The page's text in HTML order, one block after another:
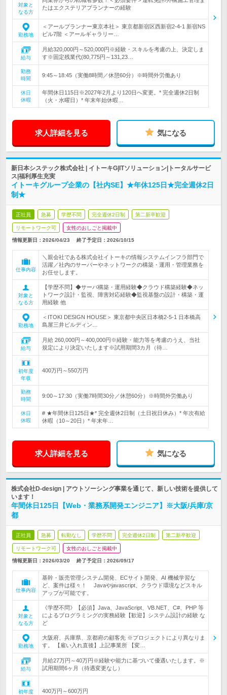
対象と
なる方
たはエクステリアプランナーの経験
勤務地
＜アールプランナー東京本社＞ 東京都新宿区西新宿2-4-1 新宿NS
ビル7階 ＜アールギャラリー…
給与
月給320,000円～520,000円※経験・スキルを考慮の上、決定しま
す※固定残業代(80,775円～131,23…
勤務
時間
9:45～18:45（実働8時間／休憩60分）※時間外労働あり
休日
休暇
年間休日115日※2027年2月より120日へ変更。* 完全週休2日制
（火・水曜日）* 年末年始休暇…
求人詳細を見る 気になる
新日本システック株式会社 | イトーキG|ITソリューション|トータルサービ
ス|福利厚生充実
イトーキグループ企業の【社内SE】★年休125日★完全週休2日
制★
正社員 急募 学歴不問 完全週休2日制 第二新卒歓迎
リモートワーク可 女性のおしごと掲載中
情報更新日：2026/04/23 終了予定日： 2026/10/15
仕事内容
＼親会社である株式会社イトーキの情報システムインフラ部門で
活躍／社内のサーバーやネットワークの構築・運用・管理業務を
お任せします。
対象と
なる方
【学歴不問】◆サーバ構築・運用経験◆クラウド構築経験◆ネッ
トワーク設計・監視、障害対応経験◆監視基盤の設計・構築・運
用経験 他
勤務地
＜ITOKI DESIGN HOUSE＞ 東京都中央区日本橋2-5-1 日本橋高
島屋三井ビルディン…
給与
月給 260,000円～400,000円※経験・能力等を考慮のうえ、当社
規定により決定いたします※試用期間3カ月（待…
初年度
年収
400万円～550万円
勤務
時間
9:00～17:30（実働7時間30分／休憩60分）※時間外労働あり
休日
休暇
# ★年間休日125日★* 完全週休2日制（土日祝日休み）* 年次有給
休暇（10～20日）* 年末年…
求人詳細を見る 気になる
株式会社D-design | アウトソーシング事業を通じて、新しい技術を提供して
います！
年間休日125日【Web・業務系開発エンジニア】※大阪/兵庫/京
都
正社員 急募 転勤なし 学歴不問 完全週休2日制 第二新卒歓迎
リモートワーク可 女性のおしごと掲載中
情報更新日：2026/03/20 終了予定日： 2026/09/17
仕事内容
基幹・販売管理システム開発、ECサイト開発、AI 機械学習な
ど、案件は様々！ Javaやjavascript、クラウド環境などスキル
アップが可能です。
対象と
なる方
《学歴不問》【必須】Java、JavaScript、VB.NET、C#、PHP 等
によるプログラミングの実務経験【歓迎】システム設計の経験 な
ど
勤務地
大阪府、兵庫県、京都府の顧客先 ※プロジェクトにより異なりま
す。 【雇い入れ直後】上記事業所 【変…
給与
月給27万円～40万円※経験や能力に基づいて優遇いたします。※
試用期間6ヶ月（待遇変更なし）
初年度
400万円～600万円